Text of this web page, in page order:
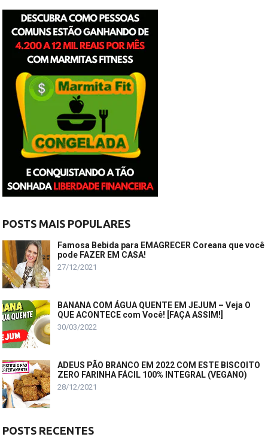
POSTS MAIS POPULARES
Famosa Bebida para EMAGRECER Coreana que você
pode FAZER EM CASA!
27/12/2021
BANANA COM ÁGUA QUENTE EM JEJUM – Veja O
QUE ACONTECE com Você! [FAÇA ASSIM!]
30/03/2022
ADEUS PÃO BRANCO EM 2022 COM ESTE BISCOITO
ZERO FARINHA FÁCIL 100% INTEGRAL (VEGANO)
28/12/2021
POSTS RECENTES